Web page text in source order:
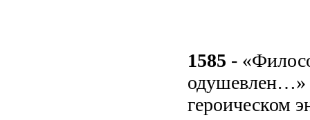
1585 -
одушевлен…»
героическом